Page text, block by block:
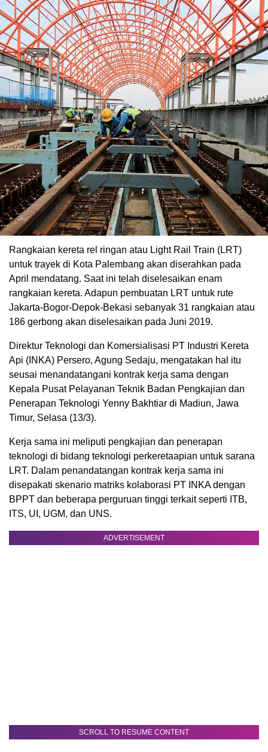
Rangkaian kereta rel ringan atau Light Rail Train (LRT)
untuk trayek di Kota Palembang akan diserahkan pada
April mendatang. Saat ini telah diselesaikan enam
rangkaian kereta. Adapun pembuatan LRT untuk rute
Jakarta-Bogor-Depok-Bekasi sebanyak 31 rangkaian atau
186 gerbong akan diselesaikan pada Juni 2019.
Direktur Teknologi dan Komersialisasi PT Industri Kereta
Api (INKA) Persero, Agung Sedaju, mengatakan hal itu
seusai menandatangani kontrak kerja sama dengan
Kepala Pusat Pelayanan Teknik Badan Pengkajian dan
Penerapan Teknologi Yenny Bakhtiar di Madiun, Jawa
Timur, Selasa (13/3).
Kerja sama ini meliputi pengkajian dan penerapan
teknologi di bidang teknologi perkeretaapian untuk sarana
LRT. Dalam penandatangan kontrak kerja sama ini
disepakati skenario matriks kolaborasi PT INKA dengan
BPPT dan beberapa perguruan tinggi terkait seperti ITB,
ITS, UI, UGM, dan UNS.
ADVERTISEMENT
SCROLL TO RESUME CONTENT